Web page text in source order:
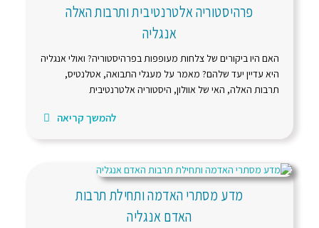
פרהיסטוריה אלטרנטיבית ותרבות האלה
אנגליה
האם היו ביקורים של צלחות מעופפות בפרהיסטוריה? ואולי אנגליה
היא עדיין יעד שלהם? מאמר על מעגלי התבואה, אטלנטיס,
תרבות האלה, האי של אוולון, היסטוריה אלטרנטיבית
להמשך קריאה
מדע מסתרי האדמה ותחילת תרבות
האדם אנגליה